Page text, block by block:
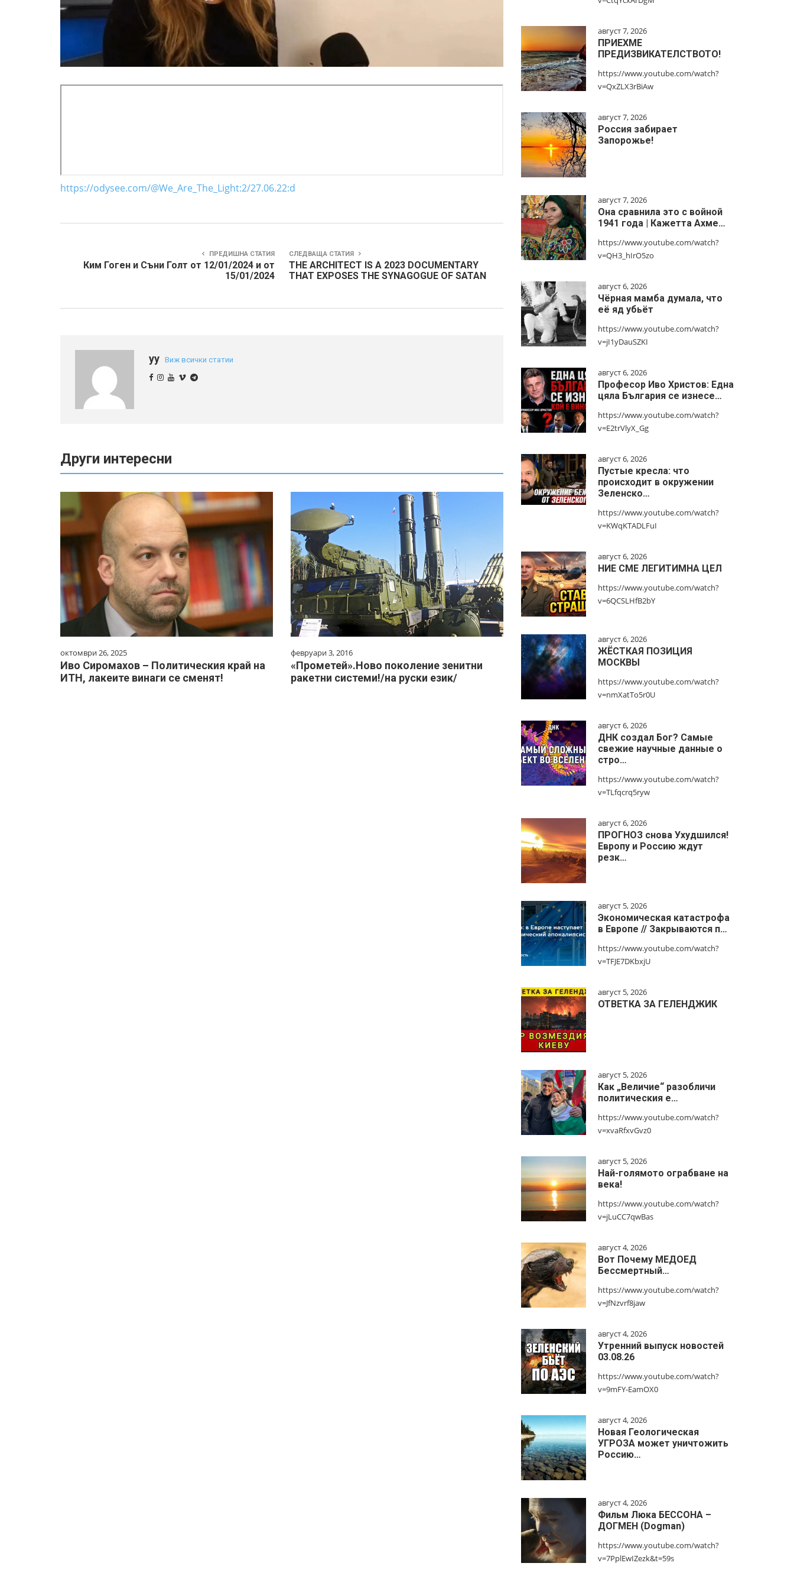
https://odysee.com/@We_Are_The_Light:2/27.06.22:d
ПРЕДИШНА СТАТИЯ
Ким Гоген и Съни Голт от 12/01/2024 и от
15/01/2024
СЛЕДВАЩА СТАТИЯ
THE ARCHITECT IS A 2023 DOCUMENTARY
THAT EXPOSES THE SYNAGOGUE OF SATAN
yy Виж всички статии
Други интересни
октомври 26, 2025
Иво Сиромахов – Политическия край на
ИТН, лакеите винаги се сменят!
февруари 3, 2016
«Прометей».Ново поколение зенитни
ракетни системи!/на руски език/
август 7, 2026
ПРИЕХМЕ
ПРЕДИЗВИКАТЕЛСТВОТО!
https://www.youtube.com/watch?
v=QxZLX3rBiAw
август 7, 2026
Россия забирает
Запорожье!
август 7, 2026
Она сравнила это с войной
1941 года | Кажетта Ахме…
https://www.youtube.com/watch?
v=QH3_hIrO5zo
август 6, 2026
Чёрная мамба думала, что
её яд убьёт
https://www.youtube.com/watch?
v=jI1yDauSZKI
август 6, 2026
Професор Иво Христов: Една
цяла България се изнесе…
https://www.youtube.com/watch?
v=E2trVlyX_Gg
август 6, 2026
Пустые кресла: что
происходит в окружении
Зеленско…
https://www.youtube.com/watch?
v=KWqKTADLFuI
август 6, 2026
НИЕ СМЕ ЛЕГИТИМНА ЦЕЛ
https://www.youtube.com/watch?
v=6QCSLHfB2bY
август 6, 2026
ЖЁСТКАЯ ПОЗИЦИЯ
МОСКВЫ
https://www.youtube.com/watch?
v=nmXatTo5r0U
август 6, 2026
ДНК создал Бог? Самые
свежие научные данные о
стро…
https://www.youtube.com/watch?
v=TLfqcrq5ryw
август 6, 2026
ПРОГНОЗ снова Ухудшился!
Европу и Россию ждут
резк…
август 5, 2026
Экономическая катастрофа
в Европе // Закрываются п…
https://www.youtube.com/watch?
v=TFJE7DKbxjU
август 5, 2026
ОТВЕТКА ЗА ГЕЛЕНДЖИК
август 5, 2026
Как „Величие“ разобличи
политическия е…
https://www.youtube.com/watch?
v=xvaRfxvGvz0
август 5, 2026
Най-голямото ограбване на
века!
https://www.youtube.com/watch?
v=jLuCC7qwBas
август 4, 2026
Вот Почему МЕДОЕД
Бессмертный…
https://www.youtube.com/watch?
v=JfNzvrf8jaw
август 4, 2026
Утренний выпуск новостей
03.08.26
https://www.youtube.com/watch?
v=9mFY-EamOX0
август 4, 2026
Новая Геологическая
УГРОЗА может уничтожить
Россию…
август 4, 2026
Фильм Люка БЕССОНА –
ДОГМЕН (Dogman)
https://www.youtube.com/watch?
v=7PplEwIZezk&t=59s